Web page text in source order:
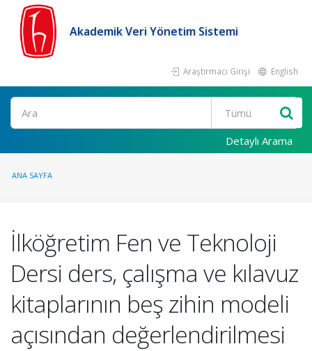
Akademik Veri Yönetim Sistemi
Araştırmacı Girişi English
Ara
Detaylı Arama
ANA SAYFA
İlköğretim Fen ve Teknoloji
Dersi ders, çalışma ve kılavuz
kitaplarının beş zihin modeli
açısından değerlendirilmesi